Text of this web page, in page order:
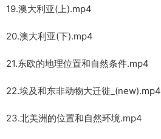
19.澳大利亚(上).mp4
20.澳大利亚(下).mp4
21.东欧的地理位置和自然条件.mp4
22.埃及和东非动物大迁徙_(new).mp4
23.北美洲的位置和自然环境.mp4